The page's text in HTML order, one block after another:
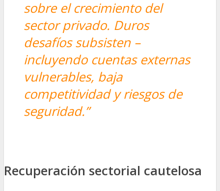
sobre el crecimiento del
sector privado. Duros
desafíos subsisten –
incluyendo cuentas externas
vulnerables, baja
competitividad y riesgos de
seguridad.”
Recuperación sectorial cautelosa